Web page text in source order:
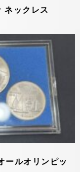
ネックレス
ールオリンピッ